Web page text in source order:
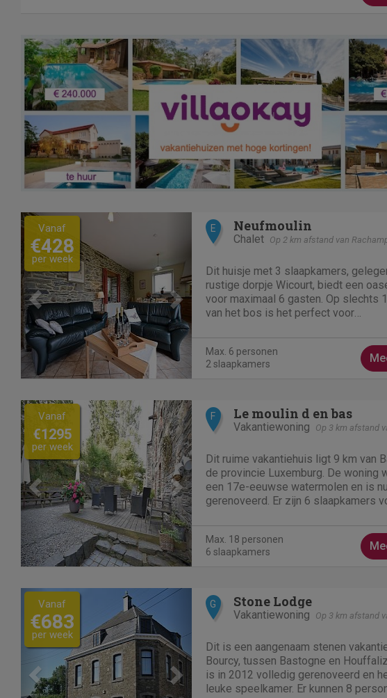
Previous Next
Vanaf
€428
per week
E Neufmoulin
Chalet Op 2 km afstand van
Dit huisje met 3 slaapkamers,
rustige dorpje Wicourt, biedt een
voor maximaal 6 gasten. Op slechts
van het bos is het perfect voor
genieten van het panoramische
Max. 6 personen
2 slaapkamers
Previous Next
Vanaf
€1295
per week
F Le moulin d en bas
Vakantiewoning Op 3 km afstand van
Dit ruime vakantiehuis ligt 9 km van
de provincie Luxemburg. De woning
een 17e-eeuwse watermolen en is
gerenoveerd. Er zijn 6 slaapkamers
bezoekerssamenstelling is alleen...
Max. 18 personen
6 slaapkamers
Previous Next
Vanaf
€683
per week
G Stone Lodge
Vakantiewoning Op 3 km afstand van
Dit is een aangenaam stenen
Bourcy, tussen Bastogne en
is in 2012 volledig gerenoveerd en
leuke speelkamer. Er kunnen 8